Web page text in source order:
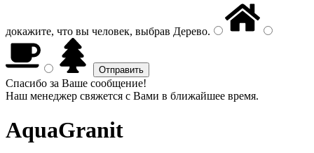
докажите, что вы человек, выбрав Дерево.
Спасибо за Ваше сообщение!
Наш менеджер свяжется с Вами в ближайшее время.
AquaGranit